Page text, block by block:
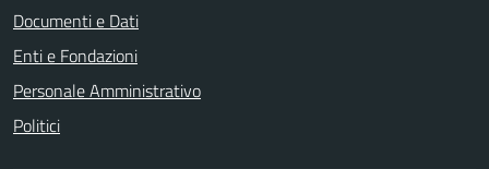
Documenti e Dati
Enti e Fondazioni
Personale Amministrativo
Politici